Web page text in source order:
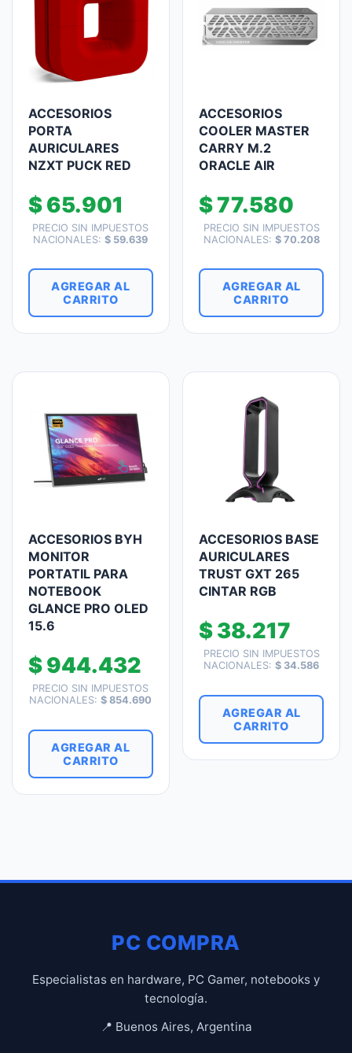
ACCESORIOS
PORTA
AURICULARES
NZXT PUCK RED
$65.901
PRECIO SIN IMPUESTOS
NACIONALES:$ 59.639
AGREGAR AL
CARRITO
ACCESORIOS
COOLER MASTER
CARRY M.2
ORACLE AIR
$77.580
PRECIO SIN IMPUESTOS
NACIONALES: $70.208
AGREGAR AL
CARRITO
ACCESORIOS BYH
MONITOR
PORTATIL PARA
NOTEBOOK
GLANCE PRO OLED
15.6
$944.432
PRECIO SIN IMPUESTOS
NACIONALES:$ 854.690
AGREGAR AL
CARRITO
ACCESORIOS BASE
AURICULARES
TRUST GXT 265
CINTAR RGB
$38.217
PRECIO SIN IMPUESTOS
NACIONALES:$ 34.586
AGREGAR AL
CARRITO
PC COMPRA
Especialistas en hardware, PC Gamer, notebooks y
tecnología.
📍 Buenos Aires, Argentina